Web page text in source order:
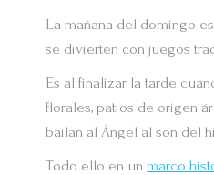
La mañana del domingo
se divierten con juegos
Es al finalizar la tarde
florales, patios de origen
bailan al Ángel al son del
Todo ello en un marco